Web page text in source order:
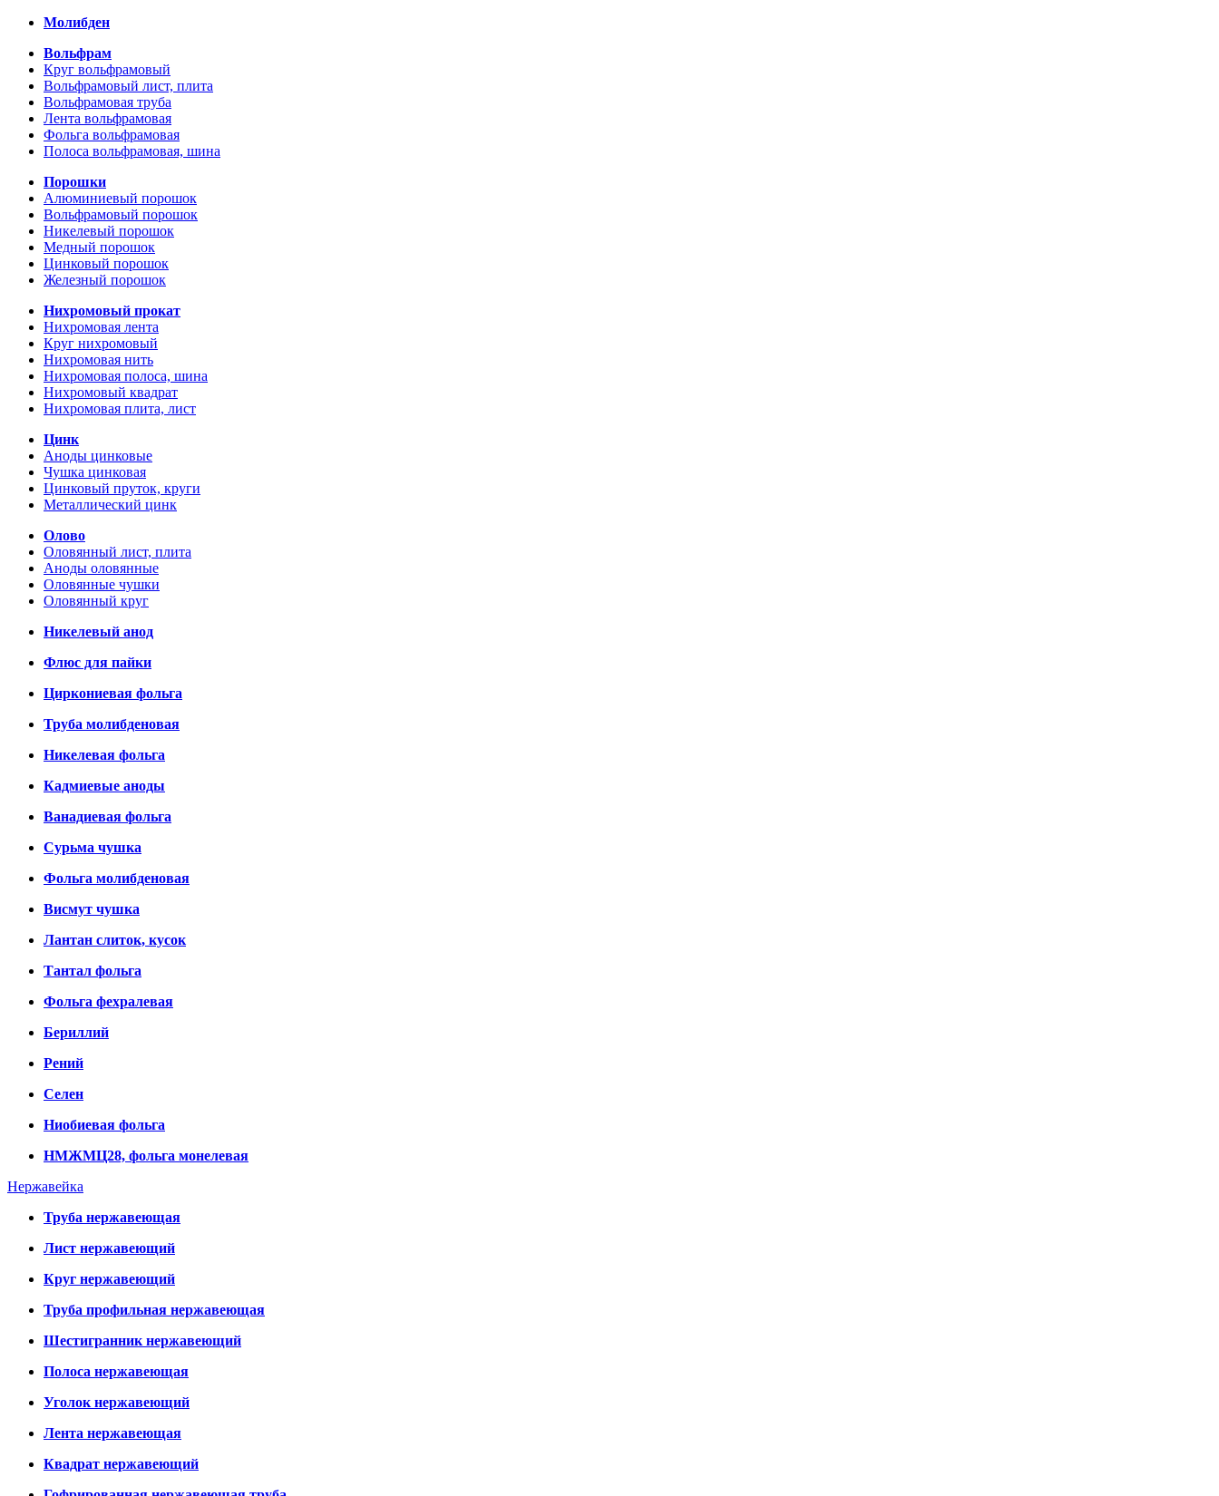
Молибден
Вольфрам
Круг вольфрамовый
Вольфрамовый лист, плита
Вольфрамовая труба
Лента вольфрамовая
Фольга вольфрамовая
Полоса вольфрамовая, шина
Порошки
Алюминиевый порошок
Вольфрамовый порошок
Никелевый порошок
Медный порошок
Цинковый порошок
Железный порошок
Нихромовый прокат
Нихромовая лента
Круг нихромовый
Нихромовая нить
Нихромовая полоса, шина
Нихромовый квадрат
Нихромовая плита, лист
Цинк
Аноды цинковые
Чушка цинковая
Цинковый пруток, круги
Металлический цинк
Олово
Оловянный лист, плита
Аноды оловянные
Оловянные чушки
Оловянный круг
Никелевый анод
Флюс для пайки
Циркониевая фольга
Труба молибденовая
Никелевая фольга
Кадмиевые аноды
Ванадиевая фольга
Сурьма чушка
Фольга молибденовая
Висмут чушка
Лантан слиток, кусок
Тантал фольга
Фольга фехралевая
Бериллий
Рений
Селен
Ниобиевая фольга
НМЖМЦ28, фольга монелевая
Нержавейка
Труба нержавеющая
Лист нержавеющий
Круг нержавеющий
Труба профильная нержавеющая
Шестигранник нержавеющий
Полоса нержавеющая
Уголок нержавеющий
Лента нержавеющая
Квадрат нержавеющий